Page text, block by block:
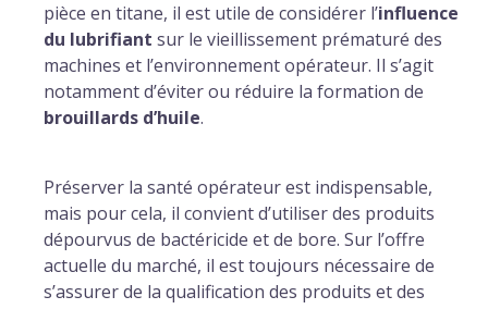
pièce en titane, il est utile de considérer l’influence
du lubrifiant sur le vieillissement prématuré des
machines et l’environnement opérateur. Il s’agit
notamment d’éviter ou réduire la formation de
brouillards d’huile.
Préserver la santé opérateur est indispensable,
mais pour cela, il convient d’utiliser des produits
dépourvus de bactéricide et de bore. Sur l’offre
actuelle du marché, il est toujours nécessaire de
s’assurer de la qualification des produits et des